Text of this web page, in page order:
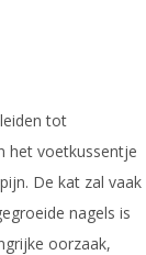
tot
het voetkussentje
De kat zal vaak
nagels is
oorzaak,